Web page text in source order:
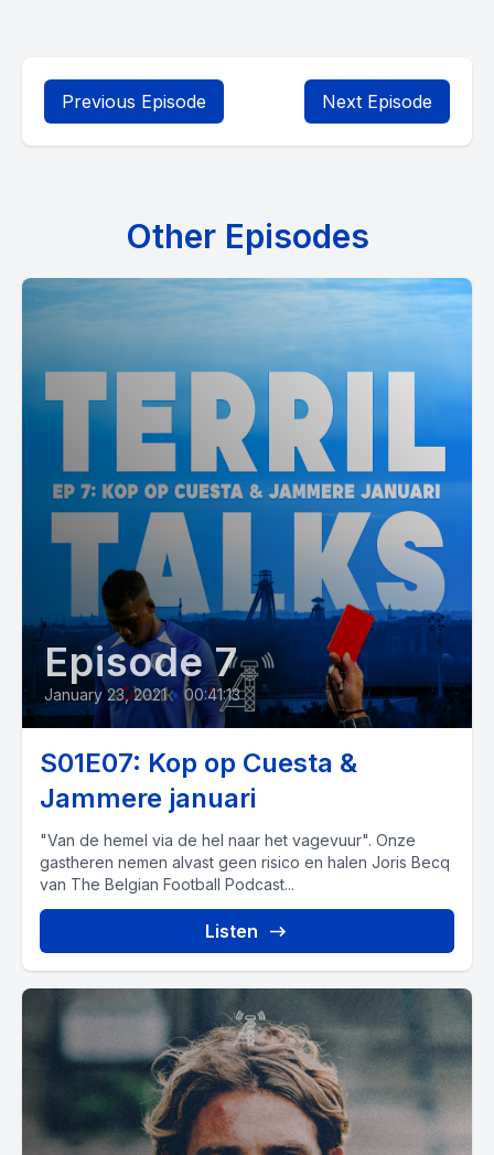
Previous Episode Next Episode
Other Episodes
Episode 7
January 23, 2021 • 00:41:13
S01E07: Kop op Cuesta &
Jammere januari
"Van de hemel via de hel naar het vagevuur". Onze
gastheren nemen alvast geen risico en halen Joris Becq
van The Belgian Football Podcast...
Listen